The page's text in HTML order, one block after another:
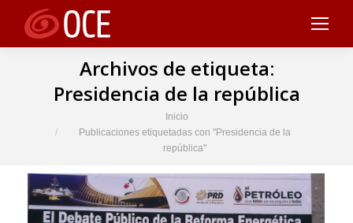
Archivos de etiqueta:
Presidencia de la república
Inicio
Publicaciones etiquetadas con "Presidencia de la
república"